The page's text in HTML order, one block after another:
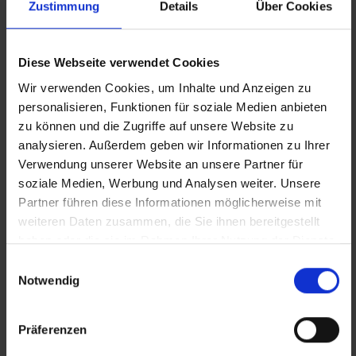
Zustimmung Details Über Cookies
Diese Webseite verwendet Cookies
Wir verwenden Cookies, um Inhalte und Anzeigen zu
personalisieren, Funktionen für soziale Medien anbieten
zu können und die Zugriffe auf unsere Website zu
analysieren. Außerdem geben wir Informationen zu Ihrer
Verwendung unserer Website an unsere Partner für
soziale Medien, Werbung und Analysen weiter. Unsere
Partner führen diese Informationen möglicherweise mit
weiteren Daten zusammen, die Sie ihnen bereitgestellt
haben oder die sie im Rahmen Ihrer Nutzung der Dienste
Notwendig
Präferenzen